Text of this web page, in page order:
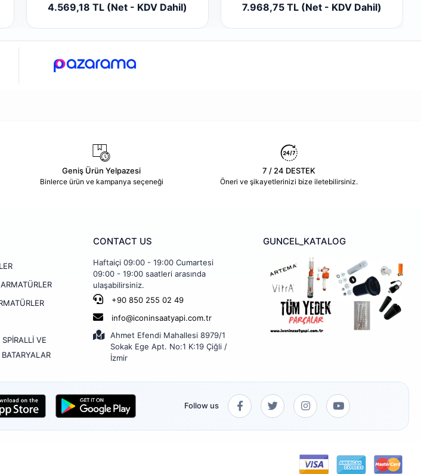
4.569,18 TL (Net - KDV Dahil) 7.968,75 TL (Net - KDV Dahil)
Geniş Ürün Yelpazesi
Binlerce ürün ve kampanya seçeneği
7 / 24 DESTEK
Öneri ve şikayetlerinizi bize iletebilirsiniz.
VE
CONTACT US
Haftaiçi 09:00 - 19:00 Cumartesi
09:00 - 19:00 saatleri arasında
ulaşabilirsiniz.
+90 850 255 02 49
info@iconinsaatyapi.com.tr
Ahmet Efendi Mahallesi 8979/1
Sokak Ege Apt. No:1 K:19 Çiğli /
İzmir
GUNCEL_KATALOG
Follow us